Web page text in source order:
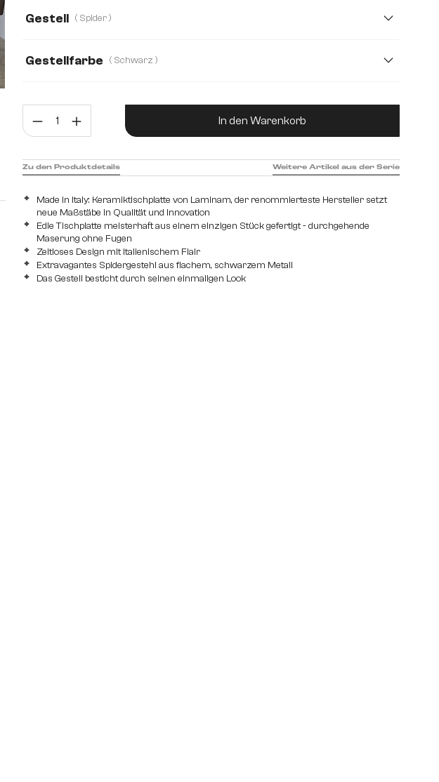
Gestell ( Spider )
Gestellfarbe ( Schwarz )
Produkt Anzahl: Gib den gewünschten Wert
In den Warenkorb
Made in Italy: Keramiktischplatte von Laminam, der renommierteste Hersteller setzt
neue Maßstäbe in Qualität und Innovation
Edle Tischplatte meisterhaft aus einem einzigen Stück gefertigt - durchgehende
Maserung ohne Fugen
Zeitloses Design mit italienischem Flair
Extravagantes Spidergestehl aus flachem, schwarzem Metall
Das Gestell besticht durch seinen einmaligen Look
Zu den Produktdetails Weitere Artikel aus der Serie